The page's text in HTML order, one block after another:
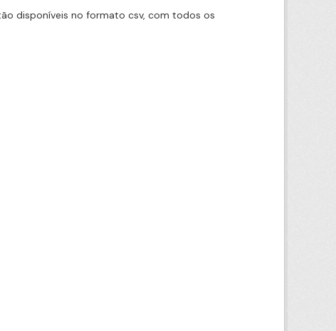
disponíveis no formato csv, com todos os